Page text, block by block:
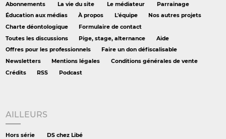
Abonnements La vie du site Le médiateur
Parrainage
Éducation aux médias
À propos L'équipe
Nos autres projets
Charte déontologique
Formulaire de contact
Toutes les discussions
Pige, stage, alternance
Aide
Offres pour les professionnels
Faire un don défiscalisable
Newsletters
Mentions légales
Conditions générales de vente
Crédits
RSS Podcast
AILLEURS
Hors série DS chez Libé